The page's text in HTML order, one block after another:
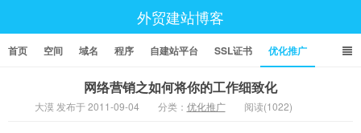
外贸建站博客
首页 空间 域名 程序 自建站平台 SSL证书 优化推广
网络营销之如何将你的工作细致化
大漠 发布于 2011-09-04 分类： 优化推广 阅读(1022)